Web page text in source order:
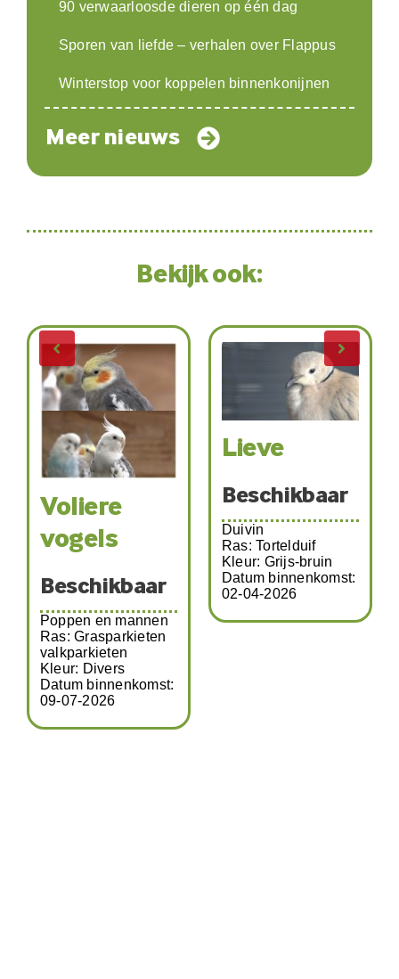
90 verwaarloosde dieren op één dag
Sporen van liefde – verhalen over Flappus
Winterstop voor koppelen binnenkonijnen
Meer nieuws
Bekijk ook:
Voliere
vogels
Beschikbaar
Poppen en mannen
Ras: Grasparkieten
valkparkieten
Kleur: Divers
Datum binnenkomst:
09-07-2026
Lieve
Beschikbaar
Duivin
Ras: Tortelduif
Kleur: Grijs-bruin
Datum binnenkomst:
02-04-2026